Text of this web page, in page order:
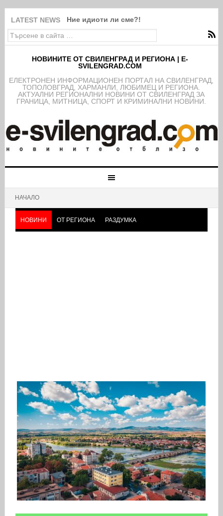
LATEST NEWS Ние идиоти ли сме?!
НОВИНИТЕ ОТ СВИЛЕНГРАД И РЕГИОНА | E-
SVILENGRAD.COM
EЛЕКТРОНЕН ИНФОРМАЦИОНЕН ПОРТАЛ НА СВИЛЕНГРАД,
ТОПОЛОВГРАД, ХАРМАНЛИ, ЛЮБИМЕЦ И РЕГИОНА.
АКТУАЛНИ РЕГИОНАЛНИ НОВИНИ ОТ СВИЛЕНГРАД ЗА
ГРАНИЦА, МИТНИЦА, СПОРТ И КРИМИНАЛНИ НОВИНИ.
НАЧАЛО
НОВИНИ ОТ РЕГИОНА РАЗДУМКА